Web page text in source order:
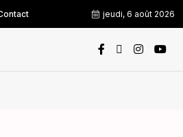
jeudi, 6 août 2026